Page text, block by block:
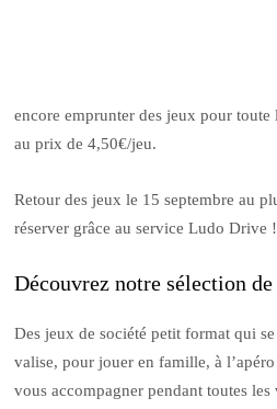
encore emprunter des jeux pour toute
au prix de 4,50€/jeu.
Retour des jeux le 15 septembre au
réserver grâce au service Ludo Drive !
Découvrez notre sélection
Des jeux de société petit format qui
valise, pour jouer en famille, à
vous accompagner pendant toutes les